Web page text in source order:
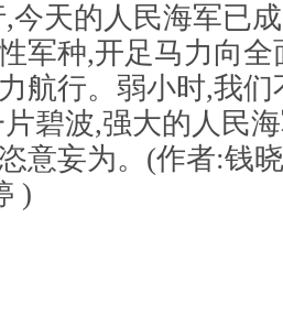
今天的人民海军已
军种,开足马力向
航行。弱小时,我
碧波,强大的人民
意妄为。(作者:钱
)